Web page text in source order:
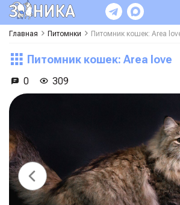
Главная Питомнки Питомник кошек: Area
Питомник кошек: Area love
0 309